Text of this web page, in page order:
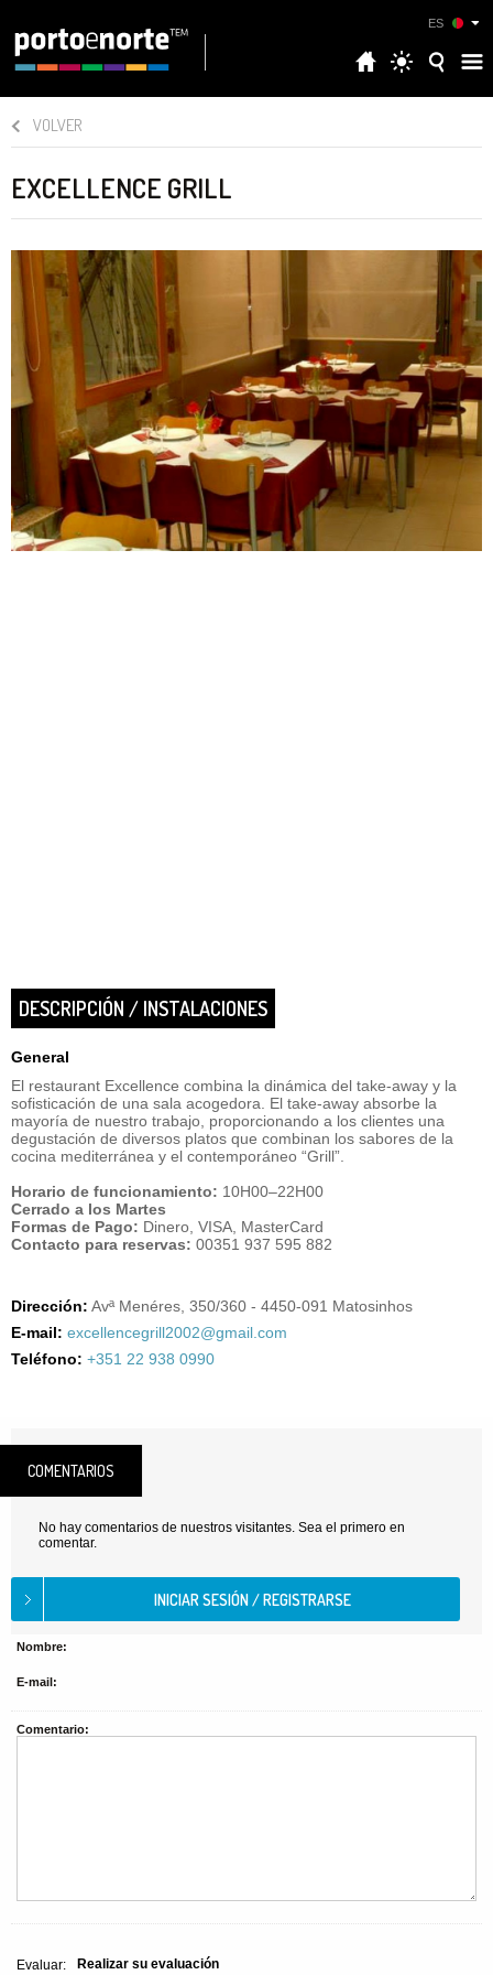
ES
VOLVER
EXCELLENCE GRILL
DESCRIPCIÓN / INSTALACIONES
General
El restaurant Excellence combina la dinámica del take-away y la
sofisticación de una sala acogedora. El take-away absorbe la
mayoría de nuestro trabajo, proporcionando a los clientes una
degustación de diversos platos que combinan los sabores de la
cocina mediterránea y el contemporáneo “Grill”.
Horario de funcionamiento: 10H00–22H00
Cerrado a los Martes
Formas de Pago: Dinero, VISA, MasterCard
Contacto para reservas: 00351 937 595 882
Dirección: Avª Menéres, 350/360 - 4450-091 Matosinhos
E-mail: excellencegrill2002@gmail.com
Teléfono: +351 22 938 0990
COMENTARIOS
No hay comentarios de nuestros visitantes. Sea el primero en
comentar.
Nombre:
E-mail:
Comentario:
Evaluar: Realizar su evaluación